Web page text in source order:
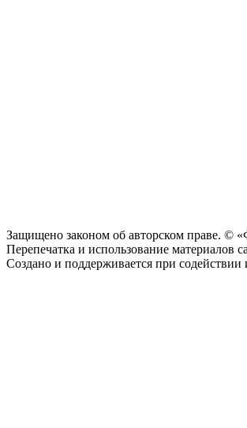
Защищено законом об авторском праве. ©
Перепечатка и использование материалов
Создано и поддерживается при содействии